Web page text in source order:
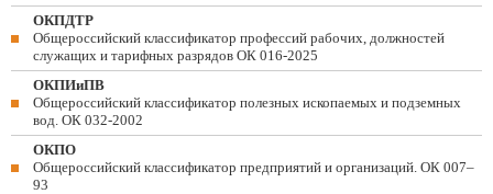
ОКПДТР
Общероссийский классификатор профессий рабочих, должностей
служащих и тарифных разрядов ОК 016-2025
ОКПИиПВ
Общероссийский классификатор полезных ископаемых и подземных
вод. ОК 032-2002
ОКПО
Общероссийский классификатор предприятий и организаций. ОК 007–
93